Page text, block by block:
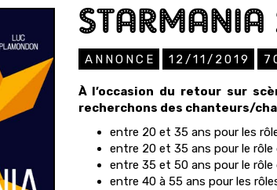
ANNONCE 12/11/2019
À l’occasion du retour sur
recherchons des chanteurs/
entre 20 et 35 ans pour les
entre 20 et 35 ans pour le rôle
entre 35 et 50 ans pour le rôle
entre 40 à 55 ans pour les